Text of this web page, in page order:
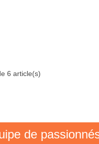
6 article(s)
passionnés